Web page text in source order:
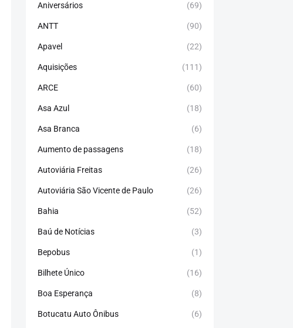
Aniversários (69)
ANTT (90)
Apavel (22)
Aquisições (111)
ARCE (60)
Asa Azul (18)
Asa Branca (6)
Aumento de passagens (18)
Autoviária Freitas (26)
Autoviária São Vicente de Paulo (26)
Bahia (52)
Baú de Notícias (3)
Bepobus (1)
Bilhete Único (16)
Boa Esperança (8)
Botucatu Auto Ônibus (6)